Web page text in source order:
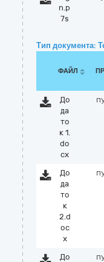
n.p
7s
Тип документа:
ФАЙЛ
До
да
то
к 1.
do
cx
До
да
то
к
2.d
oc
x
До